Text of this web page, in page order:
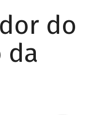
do
da